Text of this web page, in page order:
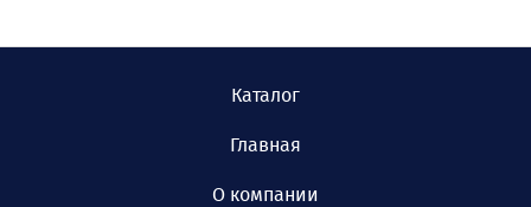
Каталог
Главная
О компании